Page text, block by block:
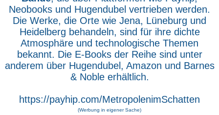
Neobooks und Hugendubel vertrieben werden.
Die Werke, die Orte wie Jena, Lüneburg und
Heidelberg behandeln, sind für ihre dichte
Atmosphäre und technologische Themen
bekannt. Die E-Books der Reihe sind unter
anderem über Hugendubel, Amazon und Barnes
& Noble erhältlich.
https://payhip.com/MetropolenimSchatten
(Werbung in eigener Sache)